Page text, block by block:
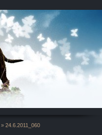
» 24.6.2011_060